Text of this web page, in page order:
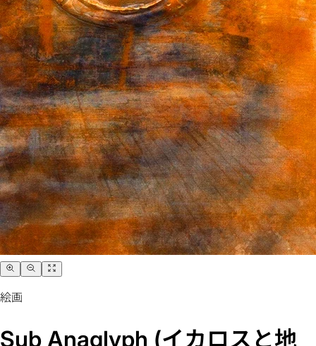
絵画
Sub Anaglyph (イカロスと地